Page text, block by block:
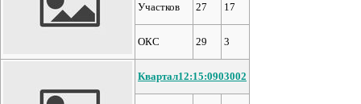
Участков 27 17
ОКС 29 3
Квартал12:15:0903002